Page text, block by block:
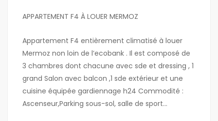
APPARTEMENT F4 À LOUER MERMOZ
Appartement F4 entièrement climatisé à louer
Mermoz non loin de l’ecobank . Il est composé de
3 chambres dont chacune avec sde et dressing , 1
grand Salon avec balcon ,1 sde extérieur et une
cuisine équipée gardiennage h24 Commodité :
Ascenseur,Parking sous-sol, salle de sport…